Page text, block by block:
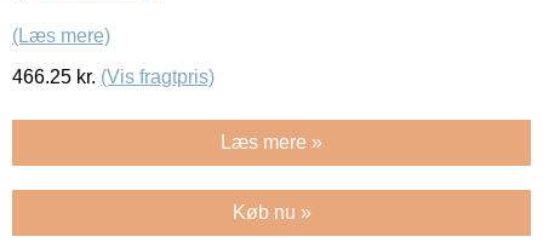
(Læs mere)
466.25 kr. (Vis fragtpris)
Læs mere »
Køb nu »